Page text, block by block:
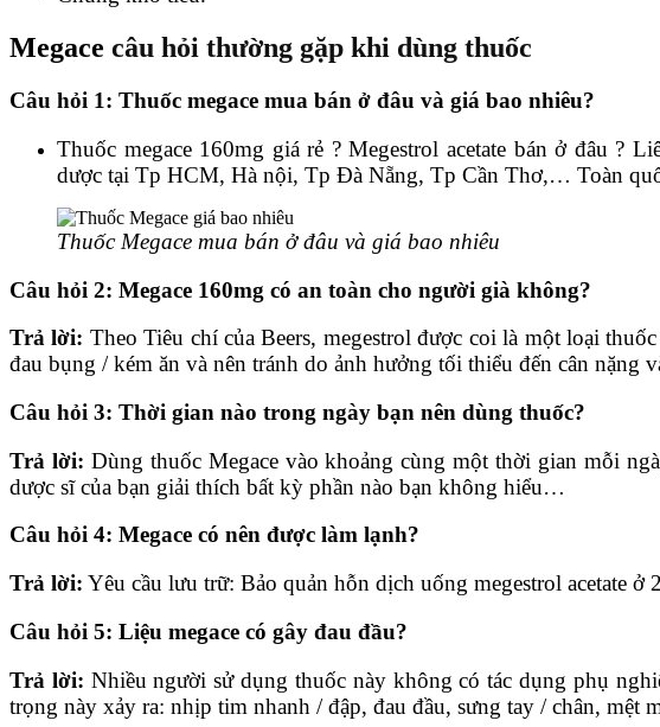
Megace câu hỏi thường gặp khi dùng thuốc
Câu hỏi 1: Thuốc megace mua bán ở đâu và giá bao nhiêu?
Thuốc megace 160mg giá rẻ ? Megestrol acetate bán ở đâu ?
dược tại Tp HCM, Hà nội, Tp Đà Nẵng, Tp Cần Thơ,… Toàn
Thuốc Megace mua bán ở đâu và giá bao nhiêu
Câu hỏi 2: Megace 160mg có an toàn cho người già không?
Trả lời: Theo Tiêu chí của Beers, megestrol được coi là một loại
đau bụng / kém ăn và nên tránh do ảnh hưởng tối thiểu đến cân
Câu hỏi 3: Thời gian nào trong ngày bạn nên dùng thuốc?
Trả lời: Dùng thuốc Megace vào khoảng cùng một thời gian mỗi
dược sĩ của bạn giải thích bất kỳ phần nào bạn không hiểu…
Câu hỏi 4: Megace có nên được làm lạnh?
Trả lời: Yêu cầu lưu trữ: Bảo quản hỗn dịch uống megestrol acetate ở
Câu hỏi 5: Liệu megace có gây đau đầu?
Trả lời: Nhiều người sử dụng thuốc này không có tác dụng phụ
trọng này xảy ra: nhịp tim nhanh / đập, đau đầu, sưng tay / chân, mệt